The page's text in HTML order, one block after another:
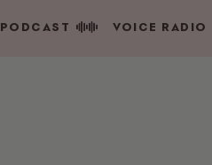
PODCAST VOICE RADIO